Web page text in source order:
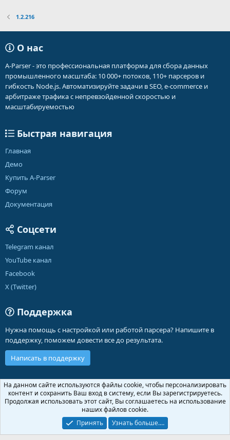
1.2.216
О нас
A-Parser - это профессиональная платформа для сбора данных
промышленного масштаба: 10 000+ потоков, 110+ парсеров и
гибкость Node.js. Автоматизируйте задачи в SEO, e-commerce и
арбитраже трафика с непревзойденной скоростью и
масштабируемостью
Быстрая навигация
Главная
Демо
Купить A-Parser
Форум
Документация
Соцсети
Telegram канал
YouTube канал
Facebook
X (Twitter)
Поддержка
Нужна помощь с настройкой или работой парсера? Напишите в
поддержку, поможем довести все до результата.
Написать в поддержку
Russian (RU)
Обратная связь
Условия и правила
Политика конфиденциальности
Помощь
Community platform by XenForo ® © 2010-2026 XenForo Ltd.
На данном сайте используются файлы cookie, чтобы персонализировать
контент и сохранить Ваш вход в систему, если Вы зарегистрируетесь.
Продолжая использовать этот сайт, Вы соглашаетесь на использование
наших файлов cookie.
Принять
Узнать больше.…